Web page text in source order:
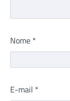
Nome *
E-mail *